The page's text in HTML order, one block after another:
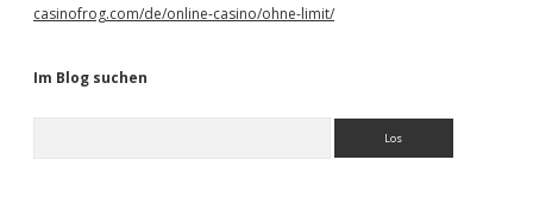
casinofrog.com/de/online-casino/ohne-limit/
Im Blog suchen